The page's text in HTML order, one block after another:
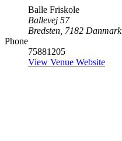
Balle Friskole
Ballevej 57
Bredsten 7182 Danmark
Phone
75881205
View Venue Website